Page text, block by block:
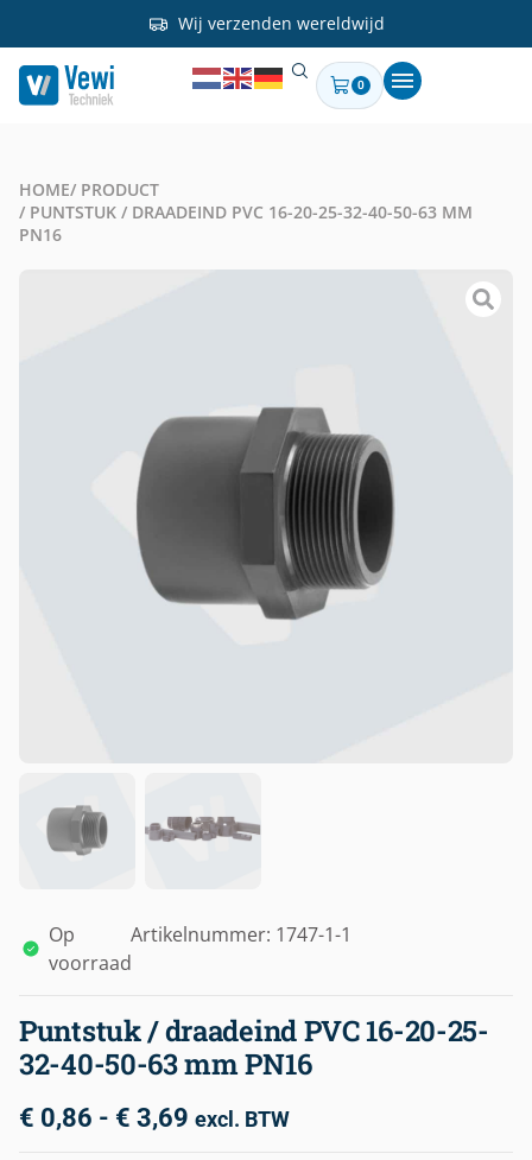
Wij verzenden wereldwijd
0
HOME/ PRODUCT
/ PUNTSTUK / DRAADEIND PVC 16-20-25-32-40-50-63 MM
PN16
Op
voorraad
Artikelnummer: 1747-1-1
Puntstuk / draadeind PVC 16-20-25-
32-40-50-63 mm PN16
€ 0,86 - € 3,69 excl. BTW